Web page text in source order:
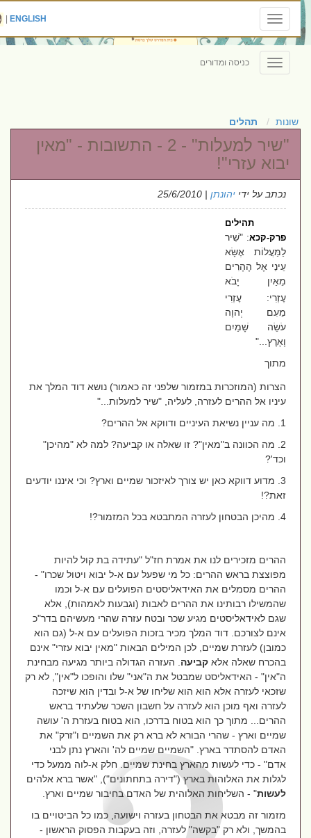
Toggle
navigation
ENGLISH
|
Toggle
navigation
כניסה ומדורים
שונות תהלים
"שיר למעלות" - 2 - התשובות - "מאין
יבוא עזרי"!
נכתב על ידייהונתן| 25/6/2010
תהילים
פרק-קכא: "שִׁיר
לַמַּעֲלוֹת אֶשָּׂא
עֵינַי אֶל הֶהָרִים
מֵאַיִן יָבֹא
עֶזְרִי:
עֶזְרִי
מֵעִם יְהוָה
עֹשֵׂה שָׁמַיִם
וָאָרֶץ..."
מתוך
הצרות (המוזכרות במזמור שלפני זה כאמור) נושא דוד המלך את
עיניו אל ההרים לעזרה, לעליה, "שיר למעלות..."
2. מה הכוונה ב"מאין"? זו שאלה או קביעה? למה לא "מהיכן"
וכד'?
3. מדוע דווקא כאן יש צורך לאיזכור שמיים וארץ? וכי איננו יודעים
זאת?!
ההרים מזכירים לנו את אמרת חז"ל "עתידה בת קול להיות
מפוצצת בראש ההרים: כל מי שפעל עם א-ל יבוא ויטול שכרו" -
ההרים מסמלים את האידאליסטים הפועלים עם א-ל וכמו
שהמשילו רבותינו את ההרים לאבות (וגבעות לאמהות), אלא
שגם לאידאליסטים מגיע שכר ובטח עזרה שהרי מעשיהם בדר"כ
אינם לצורכם. דוד המלך מכיר בזכות הפועלים עם א-ל (גם הוא
כמובן) לעזרת שמיים, לכן המילים הבאות "מאין יבוא עזרי" אינם
בהכרח שאלה אלאקביעה. העזרה הגדולה ביותר מגיעה מבחינת
ה"אין" - האידאליסט שמבטל את ה"אני" שלו והופכו ל"אין", לא רק
שזכאי לעזרה אלא הוא הוא שליחו של א-ל ובדין הוא שיזכה
לעזרה ואף מוכן הוא לעזרה על חשבון השכר שלעתיד בראש
ההרים... מתוך כך הוא בטוח בדרכו, הוא בטוח בעזרת ה' עושה
שמיים וארץ - שהרי הבורא לא ברא רק את השמיים ו"זרק" את
האדם להסתדר בארץ. "השמיים שמיים לה' והארץ נתן לבני
אדם" - כדי לעשות מהארץ בחינת שמיים. חלק א-לוה ממעל כדי
לגלות את האלוהות בארץ ("דירה בתחתונים"), "אשר ברא אלהים
לעשות" - השליחות האלוהית של האדם בחיבור שמיים וארץ.
מזמור זה מבטא את הבטחון בעזרה וישועה, כמו כל הביטויים בו
בהמשך, ולא רק "בקשה" לעזרה, וזה בעקבות הפסוק הראשון -